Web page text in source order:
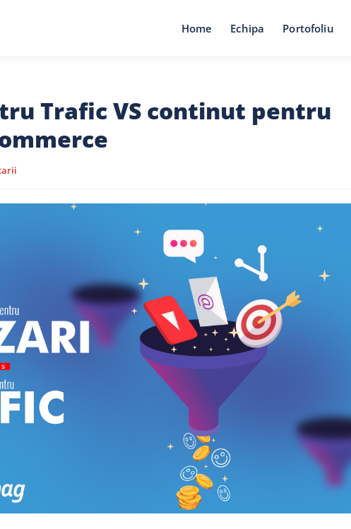
Home Echipa Portofoliu
Trafic VS continut pentru